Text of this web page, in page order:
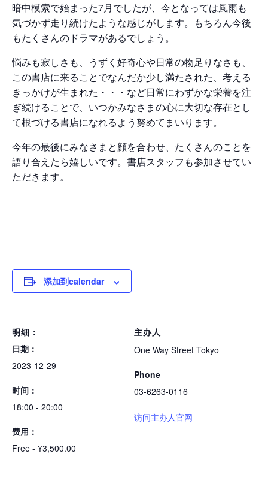
暗中模索で始まった7月でしたが、今となっては風雨も
気づかず走り続けたような感じがします。もちろん今後
もたくさんのドラマがあるでしょう。
悩みも寂しさも、うずく好奇心や日常の物足りなさも、
この書店に来ることでなんだか少し満たされた、考える
きっかけが生まれた・・・など日常にわずかな栄養を注
ぎ続けることで、いつかみなさまの心に大切な存在とし
て根づける書店になれるよう努めてまいります。
今年の最後にみなさまと顔を合わせ、たくさんのことを
語り合えたら嬉しいです。書店スタッフも参加させてい
ただきます。
添加到calendar
明细：
日期：
2023-12-29
时间：
18:00 - 20:00
费用：
Free - ¥3,500.00
主办人
One Way Street Tokyo
Phone
03-6263-0116
访问主办人官网